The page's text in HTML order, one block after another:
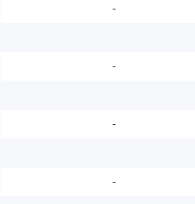
-
-
-
-